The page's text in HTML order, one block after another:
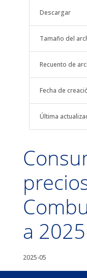
Descargar
Tamaño del
Recuento de
Fecha de
Última
a
2025-05